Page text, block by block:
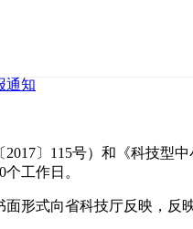
通知
〕115号）和《科技型
工作日。
形式向省科技厅反映，